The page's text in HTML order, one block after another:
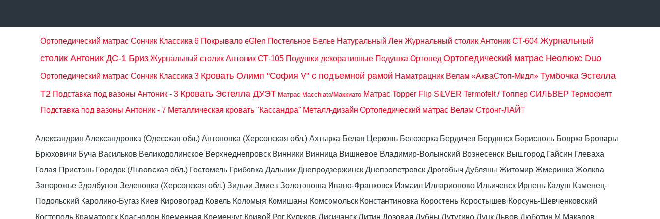
Ортопедический матрас Сончик Классика 6 Покрывало eGlen Постельное Белье Натуральный Лен Журнальный столик Антоник СТ-604 Журнальный
столик Антоник ДС-1 Бриз Журнальный столик Антоник СТ-105 Подушки декоративные Подушка Ортопед Ортопедический матрас Неолюкс Duo
Ортопедический матрас Сончик Классика 3 Кровать Олимп "София V" с подъемной рамой Наматрацник Велам «АкваСтоп-Мидл» Тумбочка Эстелла
Т2 Подставка под вазоны Антоник - 3 Кровать Эстелла ДУЭТ Матрас Macchiato/Маккиато Матрас Topper Flip SILVER Termofelt / Топпер СИЛЬВЕР Термофелт
Подставка под вазоны Антоник - 7 Металлическая кровать "Кассандра" Металл-дизайн Ортопедический матрас Велам Стронг-ЛАЙТ
Александрия Александровка (Одесская обл.) Антоновка (Херсонская обл.) Ахтырка Белая Церковь Белозерка Бердичев Бердянск Борисполь Боярка Бровары
Брюховичи Буча Васильков Великодолинское Верхнеднепровск Винники Винница Вишневое Владимир-Волынский Вознесенск Вышгород Гайсин Глеваха
Голая Пристань Городок (Львовская обл.) Гостомель Грибовка Дальник Днепродзержинск Днепропетровск Дрогобыч Дубляны Житомир Жмеринка Жолква
Запорожье Здолбунов Зеленовка (Херсонская обл.) Зидьки Змиев Золотоноша Ивано-Франковск Измаил Илларионово Ильичевск Ирпень Калуш Каменец-
Подольский Каролино-Бугаз Киев Кировоград Ковель Коломыя Комишаны Комсомольск Константиновка Коростень Коростышев Корсунь-Шевченковский
Костополь Краматорск Краснодон Кременная Кременчуг Кривой Рог Куликов Лисичанск Литин Лозовая Лубны Лутугино Луцк Львов Люботин М Макаров